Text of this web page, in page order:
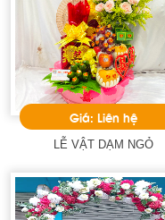
Giá: Liên hệ
LỄ VẬT DẠM NGỎ